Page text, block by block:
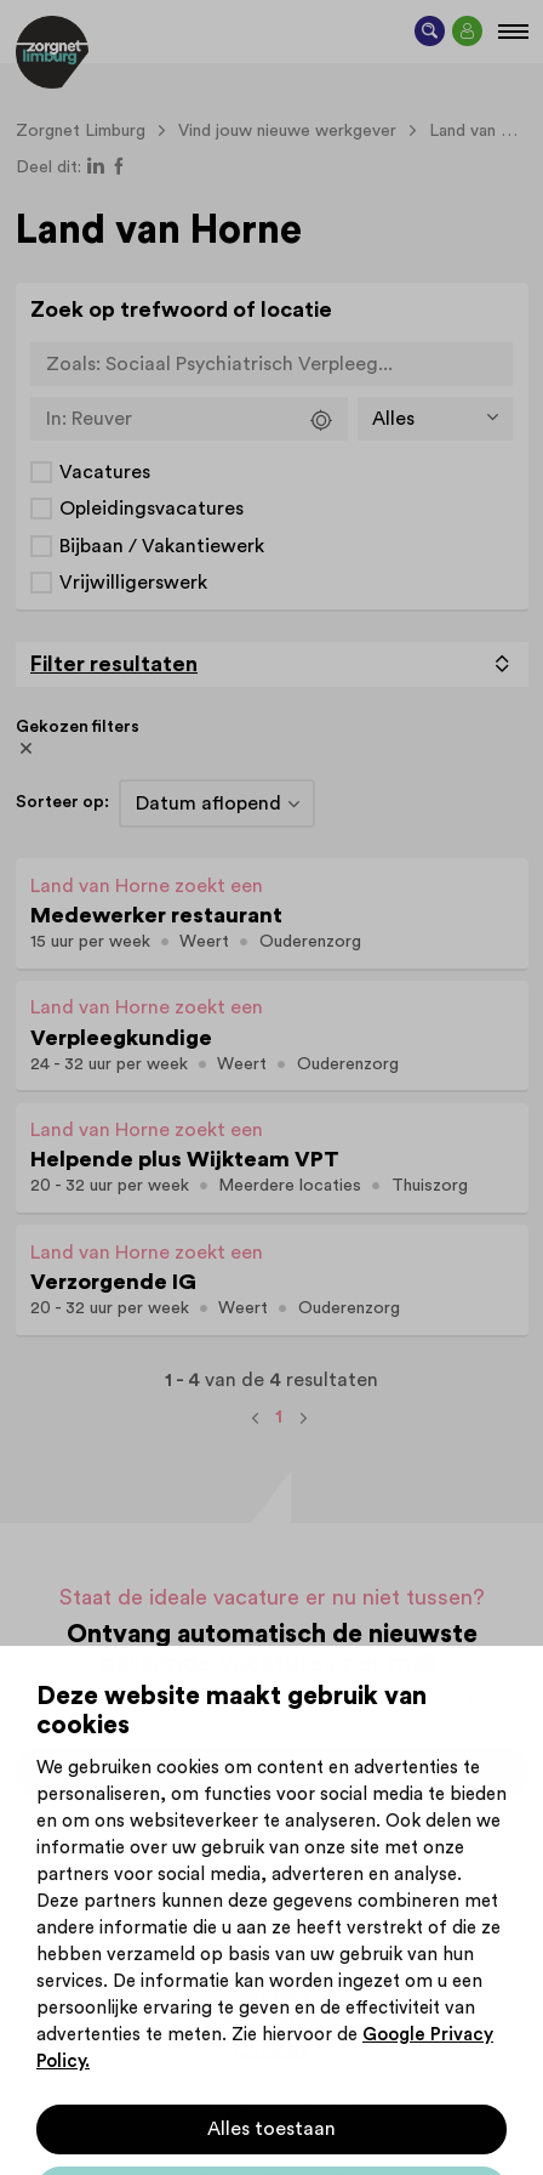
Deze website maakt gebruik van
cookies
We gebruiken cookies om content en advertenties te
personaliseren, om functies voor social media te bieden
en om ons websiteverkeer te analyseren. Ook delen we
informatie over uw gebruik van onze site met onze
partners voor social media, adverteren en analyse.
Deze partners kunnen deze gegevens combineren met
andere informatie die u aan ze heeft verstrekt of die ze
hebben verzameld op basis van uw gebruik van hun
services. De informatie kan worden ingezet om u een
persoonlijke ervaring te geven en de effectiviteit van
advertenties te meten. Zie hiervoor de Google Privacy
Policy.
Alles toestaan
Zorgnet Limburg Vind jouw nieuwe werkgever Land van Horne
Deel dit:
Land van Horne
Zoek op trefwoord of locatie
Zoals: Sociaal Psychiatrisch Verpleeg...
In: Reuver
Vacatures
Opleidingsvacatures
Bijbaan / Vakantiewerk
Vrijwilligerswerk
Filter resultaten
Gekozen filters
Sorteer op:
Land van Horne zoekt een
Medewerker restaurant
15 uur per week Weert Ouderenzorg
Land van Horne zoekt een
Verpleegkundige
24 - 32 uur per week Weert Ouderenzorg
Land van Horne zoekt een
Helpende plus Wijkteam VPT
20 - 32 uur per week Meerdere locaties Thuiszorg
Land van Horne zoekt een
Verzorgende IG
20 - 32 uur per week Weert Ouderenzorg
1 - 4 van de 4 resultaten
1
Staat de ideale vacature er nu niet tussen?
Ontvang automatisch de nieuwste
Op basis van jouw zoekopdracht (aanpassen
Ontvang alerts per mail
Inschrijven nieuwsbrief
Inloggen
Contact
Privacy statement
Startpunt voor jouw
carrière